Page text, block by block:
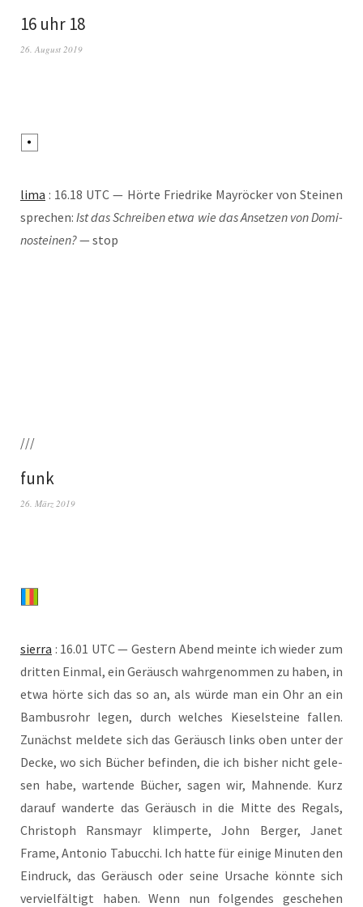
16 uhr 18
26. August 2019
lima : 16.18 UTC — Hör­te Fried­ri­ke May­rö­cker von Stei­nen
spre­chen:Ist das Schrei­ben etwa wie das Anset­zen von Domi­
no­stei­nen?— stop
///
funk
26. März 2019
sier­ra : 16.01 UTC — Ges­tern Abend mein­te ich wie­der zum
drit­ten Ein­mal, ein Geräusch wahrgenom­men zu haben, in
etwa hör­te sich das so an, als wür­de man ein Ohr an ein
Bam­bus­rohr leg­en, durch welch­es Kiesel­steine fall­en.
Zunächst mel­de­te sich das Geräusch links oben unter der
Decke, wo sich Büch­er befind­en, die ich bis­her nicht gele­
sen habe, war­ten­de Büch­er, sagen wir, Mah­nende. Kurz
dar­auf wan­derte das Geräusch in die Mit­te des Regals,
Chris­toph Rans­mayr klim­per­te, John Berg­er, Janet
Frame, Anto­nio Tabuc­chi. Ich hat­te für eini­ge Minu­ten den
Ein­druck, das Geräusch oder sei­ne Ursa­che kön­nte sich
ver­viel­fäl­tigt haben. Wenn nun fol­gen­des gesche­hen